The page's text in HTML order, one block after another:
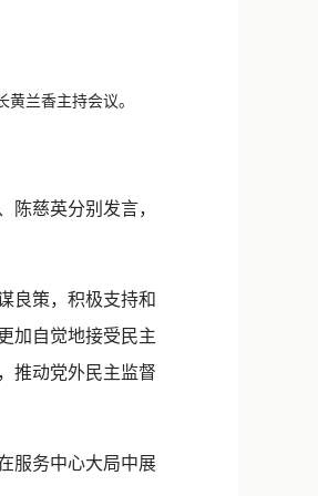
兰香主持会议。
慈英分别发言，
良策，积极支持和
加自觉地接受民主
推动党外民主监督
服务中心大局中展